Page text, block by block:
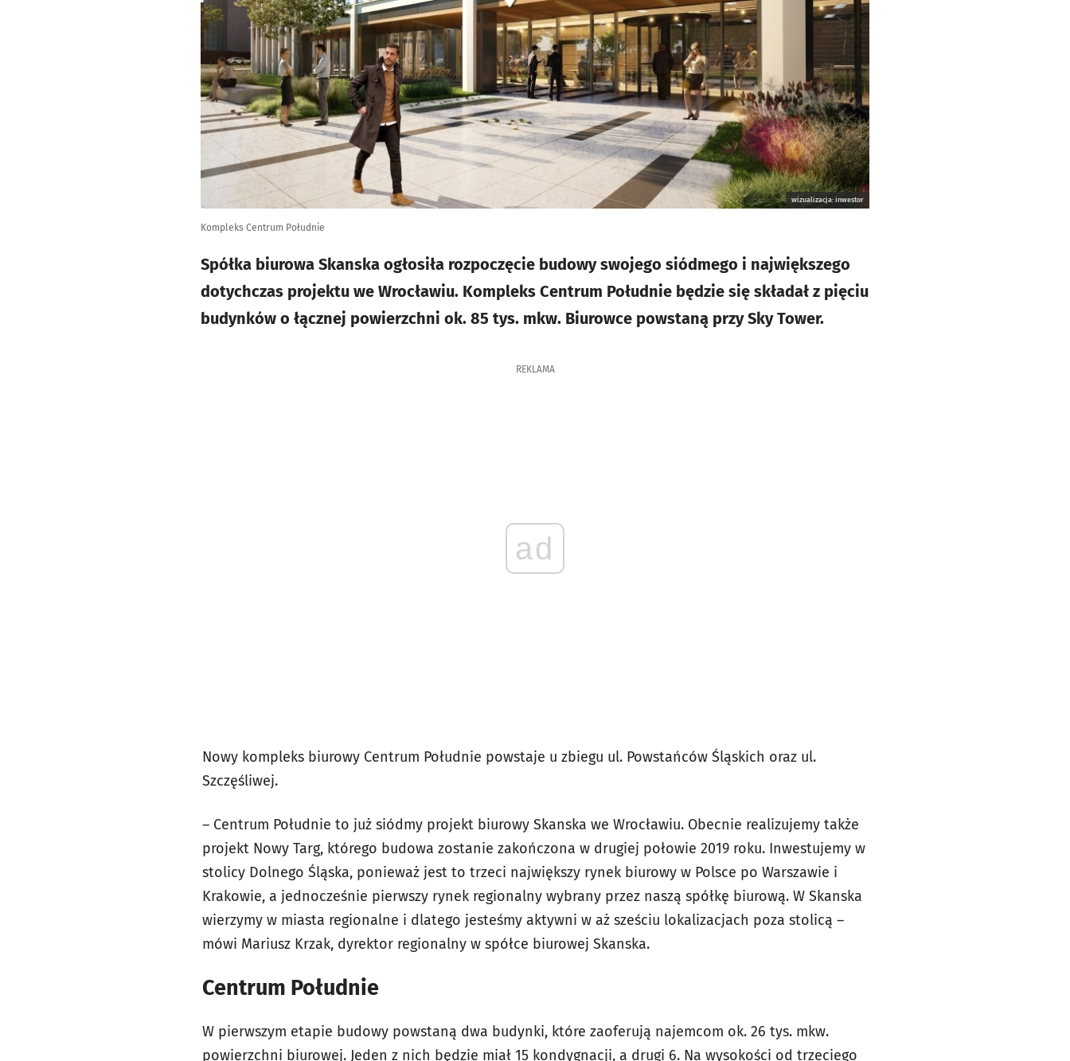
wizualizacja: inwestor
Kompleks Centrum Południe
Spółka biurowa Skanska ogłosiła rozpoczęcie budowy swojego siódmego i największego
dotychczas projektu we Wrocławiu. Kompleks Centrum Południe będzie się składał z pięciu
budynków o łącznej powierzchni ok. 85 tys. mkw. Biurowce powstaną przy Sky Tower.
REKLAMA
ad
Nowy kompleks biurowy Centrum Południe powstaje u zbiegu ul. Powstańców Śląskich oraz ul.
Szczęśliwej.
– Centrum Południe to już siódmy projekt biurowy Skanska we Wrocławiu. Obecnie realizujemy także
projekt Nowy Targ, którego budowa zostanie zakończona w drugiej połowie 2019 roku. Inwestujemy w
stolicy Dolnego Śląska, ponieważ jest to trzeci największy rynek biurowy w Polsce po Warszawie i
Krakowie, a jednocześnie pierwszy rynek regionalny wybrany przez naszą spółkę biurową. W Skanska
wierzymy w miasta regionalne i dlatego jesteśmy aktywni w aż sześciu lokalizacjach poza stolicą –
mówi Mariusz Krzak, dyrektor regionalny w spółce biurowej Skanska.
Centrum Południe
W pierwszym etapie budowy powstaną dwa budynki, które zaoferują najemcom ok. 26 tys. mkw.
powierzchni biurowej. Jeden z nich będzie miał 15 kondygnacji, a drugi 6. Na wysokości od trzeciego